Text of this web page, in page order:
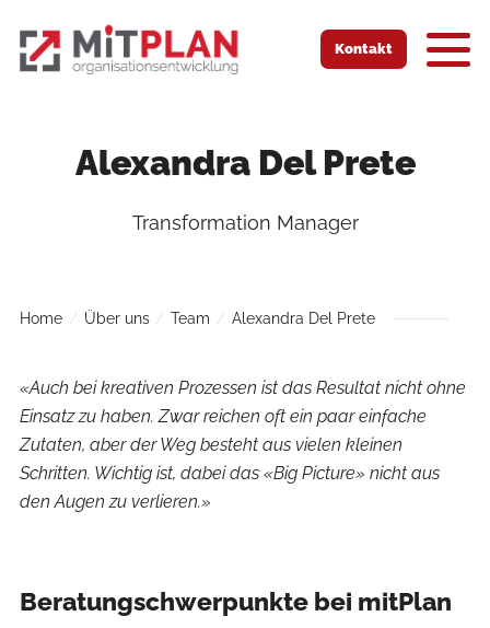
Kontakt
Home Über uns Team Alexandra Del Prete
Alexandra Del Prete
Transformation Manager
«Auch bei kreativen Prozessen ist das Resultat nicht ohne
Einsatz zu haben. Zwar reichen oft ein paar einfache
Zutaten, aber der Weg besteht aus vielen kleinen
Schritten. Wichtig ist, dabei das «Big Picture» nicht aus
den Augen zu verlieren.»
Beratungschwerpunkte bei mitPlan